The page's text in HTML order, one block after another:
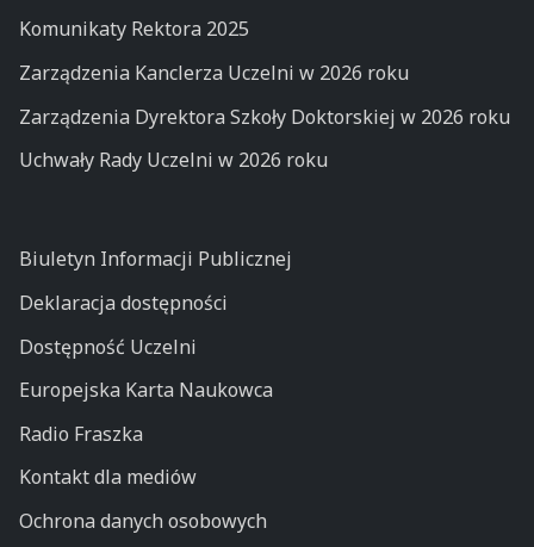
Komunikaty Rektora 2025
Zarządzenia Kanclerza Uczelni w 2026 roku
Zarządzenia Dyrektora Szkoły Doktorskiej w 2026 roku
Uchwały Rady Uczelni w 2026 roku
Biuletyn Informacji Publicznej
Deklaracja dostępności
Dostępność Uczelni
Europejska Karta Naukowca
Radio Fraszka
Kontakt dla mediów
Ochrona danych osobowych